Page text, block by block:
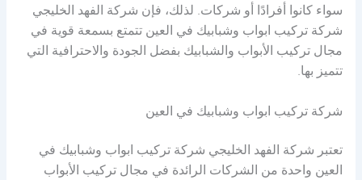
سواء كانوا أفرادًا أو شركات. لذلك، فإن شركة الفهد الخليجي
شركة تركيب ابواب وشبابيك في العين تتمتع بسمعة قوية في
مجال تركيب الأبواب والشبابيك بفضل الجودة والاحترافية التي
تتميز بها.
شركة تركيب ابواب وشبابيك في العين
تعتبر شركة الفهد الخليجي شركة تركيب ابواب وشبابيك في
العين واحدة من الشركات الرائدة في مجال تركيب الأبواب